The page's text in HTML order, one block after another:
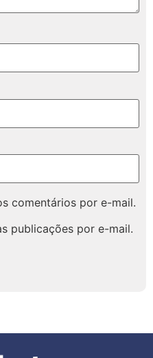
comentários por e-mail.
publicações por e-mail.